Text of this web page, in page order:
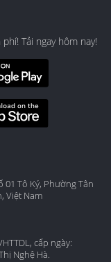
Tải ngay hôm nay!
01 Tô Ký, Phường Tân
Việt Nam
cấp ngày:
Nghệ Hà.